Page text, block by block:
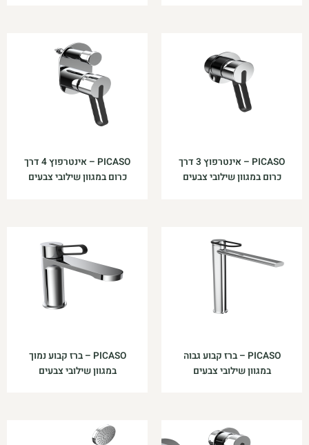
PICASO – אינטרפוץ 3 דרך
כרום במגוון שילובי צבעים
PICASO – אינטרפוץ 4 דרך
כרום במגוון שילובי צבעים
PICASO – ברז קבוע גבוה
במגוון שילובי צבעים
PICASO – ברז קבוע נמוך
במגוון שילובי צבעים